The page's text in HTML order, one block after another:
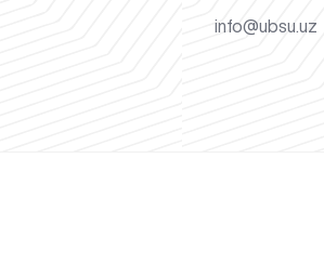
info@ubsu.uz